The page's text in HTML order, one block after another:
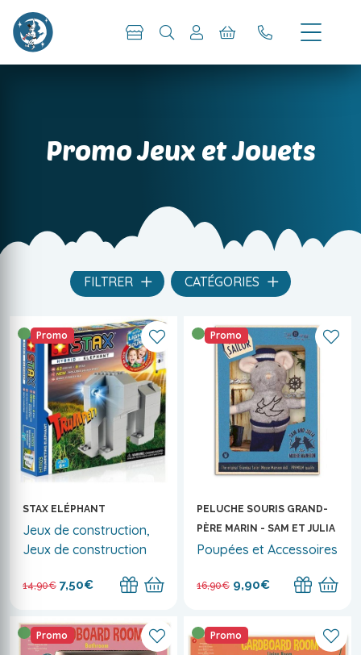
Promo Jeux et Jouets
FILTRER CATÉGORIES
Promo
STAX ELÉPHANT
Jeux de construction,
Jeux de construction
14,90€ 7,50€
Promo
PELUCHE SOURIS GRAND-
PÈRE MARIN - SAM ET JULIA
Poupées et Accessoires
16,90€ 9,90€
Promo Promo